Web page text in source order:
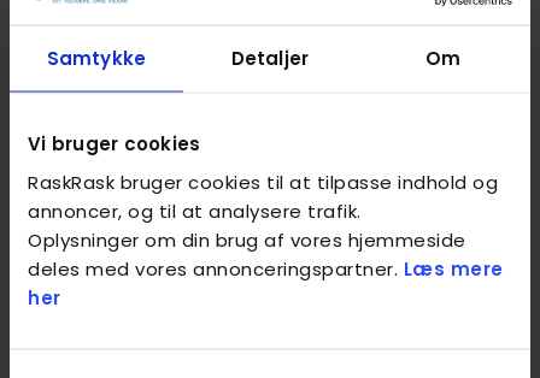
Samtykke Detaljer Om
Vi bruger cookies
RaskRask bruger cookies til at tilpasse indhold og
annoncer, og til at analysere trafik.
Oplysninger om din brug af vores hjemmeside
deles med vores annonceringspartner. Læs mere
her
3. Din kvittering
Efter din massage modtager du en faktura fra
RaskRask på mail.Denne fungerer som en kvittering,